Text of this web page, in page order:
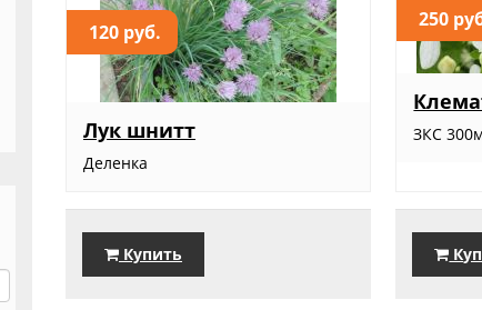
120 руб.
Лук шнитт
Деленка
Купить
250
ЗКС